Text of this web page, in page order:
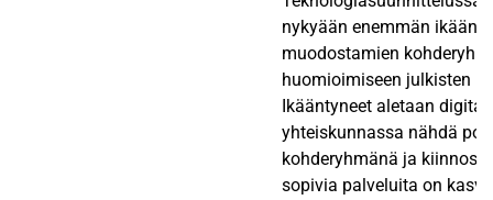
nykyään enemmän
muodostamien
huomioimiseen julkisten
Ikääntyneet aletaan
yhteiskunnassa nähdä
kohderyhmänä ja
sopivia palveluita on